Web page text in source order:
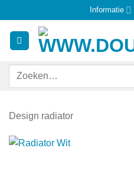
naar
inhoud
Informatie
Zoeken
Design radiator